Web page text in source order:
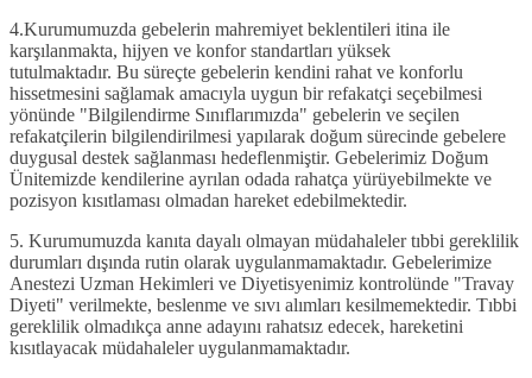
4.Kurumumuzda gebelerin mahremiyet beklentileri itina ile
karşılanmakta, hijyen ve konfor standartları yüksek
tutulmaktadır. Bu süreçte gebelerin kendini rahat ve konforlu
hissetmesini sağlamak amacıyla uygun bir refakatçi seçebilmesi
yönünde "Bilgilendirme Sınıflarımızda" gebelerin ve seçilen
refakatçilerin bilgilendirilmesi yapılarak doğum sürecinde gebelere
duygusal destek sağlanması hedeflenmiştir. Gebelerimiz Doğum
Ünitemizde kendilerine ayrılan odada rahatça yürüyebilmekte ve
pozisyon kısıtlaması olmadan hareket edebilmektedir.
5. Kurumumuzda kanıta dayalı olmayan müdahaleler tıbbi gereklilik
durumları dışında rutin olarak uygulanmamaktadır. Gebelerimize
Anestezi Uzman Hekimleri ve Diyetisyenimiz kontrolünde "Travay
Diyeti" verilmekte, beslenme ve sıvı alımları kesilmemektedir. Tıbbi
gereklilik olmadıkça anne adayını rahatsız edecek, hareketini
kısıtlayacak müdahaleler uygulanmamaktadır.